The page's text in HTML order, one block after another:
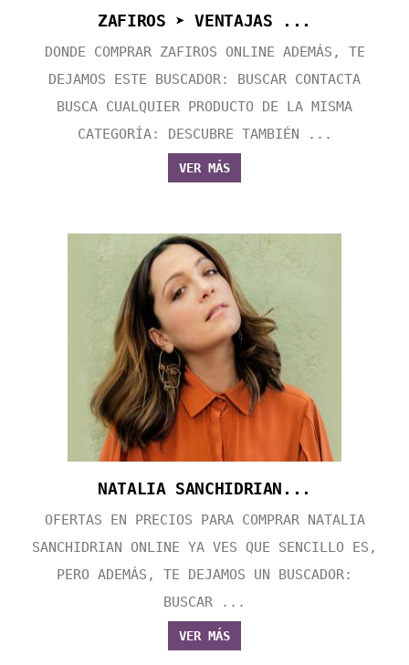
ZAFIROS ➤ VENTAJAS ...
DONDE COMPRAR ZAFIROS ONLINE ADEMÁS, TE
DEJAMOS ESTE BUSCADOR: BUSCAR CONTACTA
BUSCA CUALQUIER PRODUCTO DE LA MISMA
CATEGORÍA: DESCUBRE TAMBIÉN ...
VER MÁS
NATALIA SANCHIDRIAN...
OFERTAS EN PRECIOS PARA COMPRAR NATALIA
SANCHIDRIAN ONLINE YA VES QUE SENCILLO ES,
PERO ADEMÁS, TE DEJAMOS UN BUSCADOR:
BUSCAR ...
VER MÁS